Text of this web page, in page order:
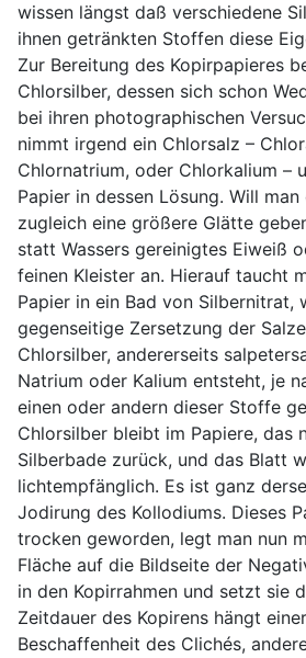
wissen längst daß verschiedene
ihnen getränkten Stoffen diese
Zur Bereitung des Kopirpapieres
Chlorsilber, dessen sich schon
bei ihren photographischen
nimmt irgend ein Chlorsalz –
Chlornatrium, oder Chlorkalium –
Papier in dessen Lösung. Will
zugleich eine größere Glätte
statt Wassers gereinigtes Eiweiß
feinen Kleister an. Hierauf taucht
Papier in ein Bad von Silbernitrat,
gegenseitige Zersetzung der
Chlorsilber, andererseits
Natrium oder Kalium entsteht, je
einen oder andern dieser Stoffe
Chlorsilber bleibt im Papiere, das
Silberbade zurück, und das Blatt
lichtempfänglich. Es ist ganz
Jodirung des Kollodiums. Dieses
trocken geworden, legt man nun
Fläche auf die Bildseite der
in den Kopirrahmen und setzt sie
Zeitdauer des Kopirens hängt
Beschaffenheit des Clichés,